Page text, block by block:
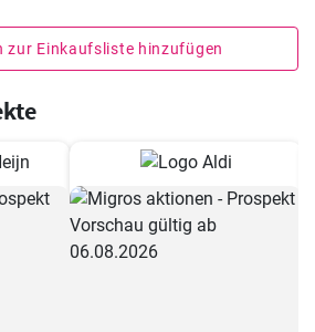
zur Einkaufsliste hinzufügen